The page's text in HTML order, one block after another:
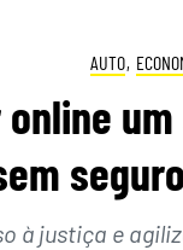
AUTO,
à justiça e